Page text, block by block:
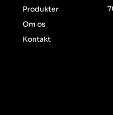
Produkter
Om os
Kontakt